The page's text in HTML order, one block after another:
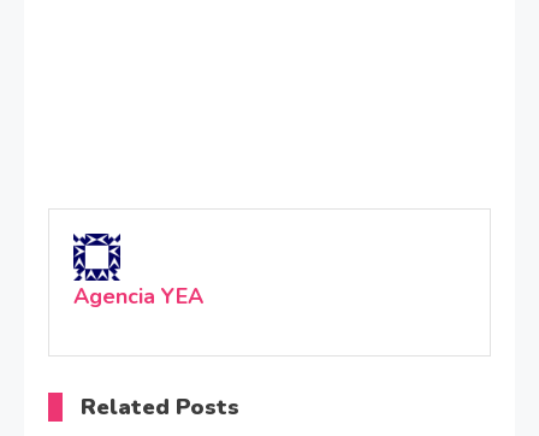
Agencia YEA
Related Posts